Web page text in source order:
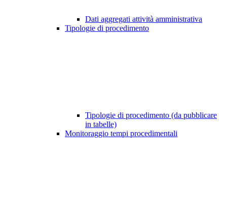
Dati aggregati attività amministrativa
Tipologie di procedimento
Tipologie di procedimento (da pubblicare
in tabelle)
Monitoraggio tempi procedimentali